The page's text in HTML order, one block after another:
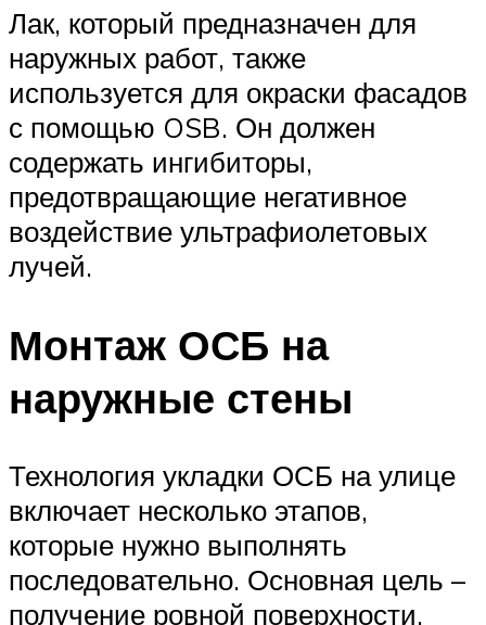
Лак, который предназначен для
наружных работ, также
используется для окраски фасадов
с помощью OSB. Он должен
содержать ингибиторы,
предотвращающие негативное
воздействие ультрафиолетовых
лучей.
Монтаж ОСБ на
наружные стены
Технология укладки ОСБ на улице
включает несколько этапов,
которые нужно выполнять
последовательно. Основная цель –
получение ровной поверхности.